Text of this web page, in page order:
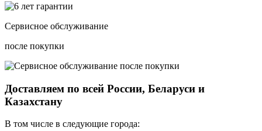
Сервисное обслуживание
после покупки
Доставляем по всей России, Беларуси и
Казахстану
В том числе в следующие города: